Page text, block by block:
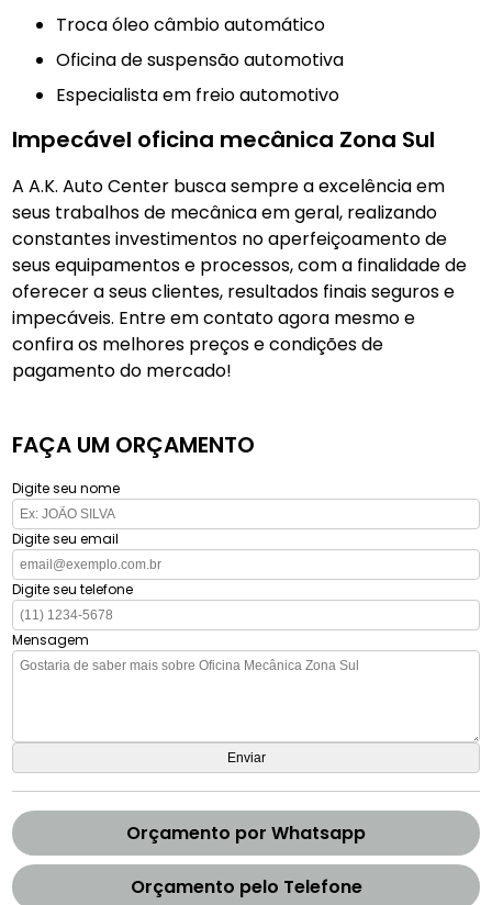
Troca óleo câmbio automático
Oficina de suspensão automotiva
Especialista em freio automotivo
Impecável oficina mecânica Zona Sul
A A.K. Auto Center busca sempre a excelência em
seus trabalhos de mecânica em geral, realizando
constantes investimentos no aperfeiçoamento de
seus equipamentos e processos, com a finalidade de
oferecer a seus clientes, resultados finais seguros e
impecáveis. Entre em contato agora mesmo e
confira os melhores preços e condições de
pagamento do mercado!
FAÇA UM ORÇAMENTO
Digite seu nome
Digite seu email
Digite seu telefone
Mensagem
Orçamento por Whatsapp
Orçamento pelo Telefone